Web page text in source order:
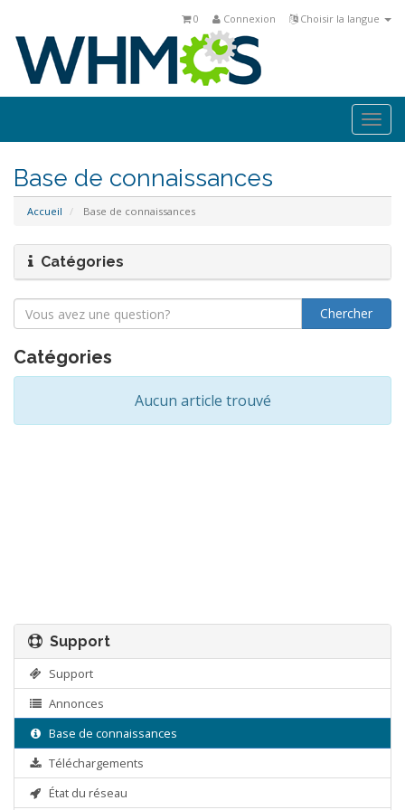
Choisir la langue
Connexion
0
Base de connaissances
Accueil Base de connaissances
Catégories
Catégories
Aucun article trouvé
Support
Support
Annonces
Base de connaissances
Téléchargements
État du réseau